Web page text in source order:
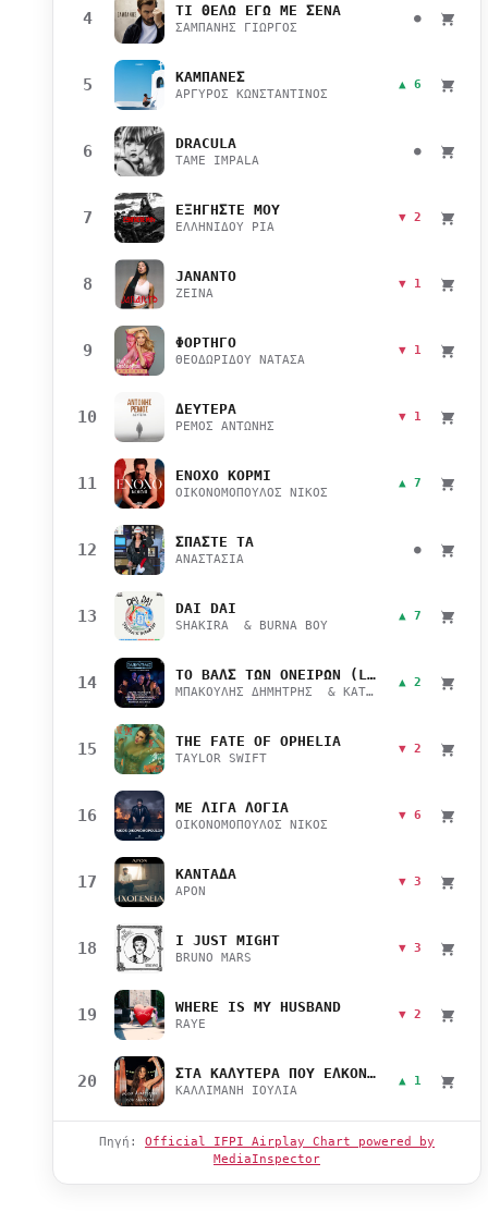
4 ΤΙ ΘΕΛΩ ΕΓΩ ΜΕ ΣΕΝΑ
ΣΑΜΠΑΝΗΣ ΓΙΩΡΓΟΣ
●
5 ΚΑΜΠΑΝΕΣ
ΑΡΓΥΡΟΣ ΚΩΝΣΤΑΝΤΙΝΟΣ
▲ 6
6 DRACULA
TAME IMPALA
●
7 ΕΞΗΓΗΣΤΕ ΜΟΥ
ΕΛΛΗΝΙΔΟΥ ΡΙΑ
▼ 2
8 JANANTO
ZEINA
▼ 1
9 ΦΟΡΤΗΓΟ
ΘΕΟΔΩΡΙΔΟΥ ΝΑΤΑΣΑ
▼ 1
10 ΔΕΥΤΕΡΑ
ΡΕΜΟΣ ΑΝΤΩΝΗΣ
▼ 1
11 ΕΝΟΧΟ ΚΟΡΜΙ
ΟΙΚΟΝΟΜΟΠΟΥΛΟΣ ΝΙΚΟΣ
▲ 7
12 ΣΠΑΣΤΕ ΤΑ
ΑΝΑΣΤΑΣΙΑ
●
13 DAI DAI
SHAKIRA & BURNA BOY
▲ 7
14 ΤΟ ΒΑΛΣ ΤΩΝ ΟΝΕΙΡΩΝ (LIVE)
ΜΠΑΚΟΥΛΗΣ ΔΗΜΗΤΡΗΣ & ΚΑΤΣΙΜΙΧΑ ΜΑΡΙΑΝΑ
▲ 2
15 THE FATE OF OPHELIA
TAYLOR SWIFT
▼ 2
16 ΜΕ ΛΙΓΑ ΛΟΓΙΑ
ΟΙΚΟΝΟΜΟΠΟΥΛΟΣ ΝΙΚΟΣ
▼ 6
17 ΚΑΝΤΑΔΑ
APON
▼ 3
18 I JUST MIGHT
BRUNO MARS
▼ 3
19 WHERE IS MY HUSBAND
RAYE
▼ 2
20 ΣΤΑ ΚΑΛΥΤΕΡΑ ΠΟΥ ΕΛΚΟΝΤΑΙ
ΚΑΛΛΙΜΑΝΗ ΙΟΥΛΙΑ
▲ 1
Πηγή: Official IFPI Airplay Chart powered by
MediaInspector